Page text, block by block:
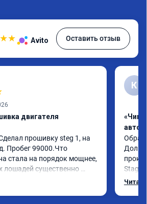
★★ Avito Оставить отзыв
двигателя
прошивку steg 1, на
Пробег 99000.Что
стала на порядок мощнее,
лошадей существенно
крутящего
К
«Чип
Долго
Stage
с